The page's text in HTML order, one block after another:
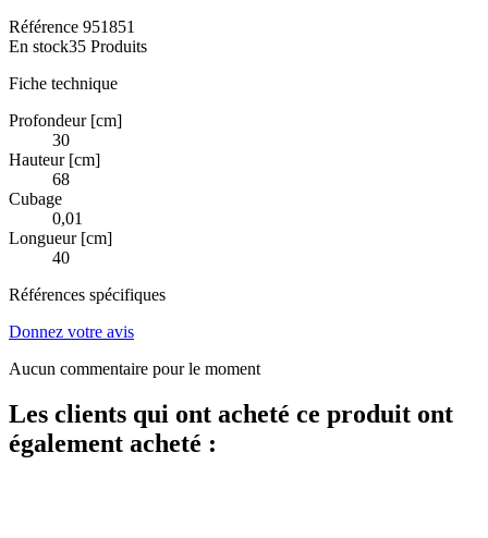
Référence 951851
En stock35 Produits
Fiche technique
Profondeur [cm]
30
Hauteur [cm]
68
Cubage
0,01
Longueur [cm]
40
Références spécifiques
Donnez votre avis
Aucun commentaire pour le moment
Les clients qui ont acheté ce produit ont
également acheté :